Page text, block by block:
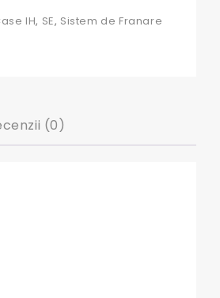
IH, SE, Sistem de Franare
(0)